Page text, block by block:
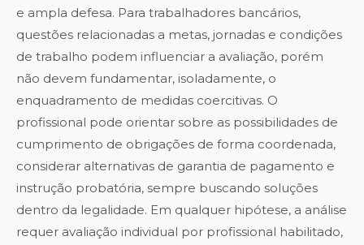
e ampla defesa. Para trabalhadores bancários,
questões relacionadas a metas, jornadas e condições
de trabalho podem influenciar a avaliação, porém
não devem fundamentar, isoladamente, o
enquadramento de medidas coercitivas. O
profissional pode orientar sobre as possibilidades de
cumprimento de obrigações de forma coordenada,
considerar alternativas de garantia de pagamento e
instrução probatória, sempre buscando soluções
dentro da legalidade. Em qualquer hipótese, a análise
requer avaliação individual por profissional habilitado,